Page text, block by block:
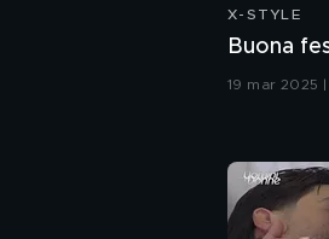
X-STYLE
Buona
19 mar 2025